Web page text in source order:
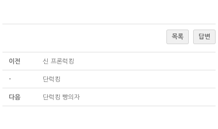
목록 답변
이전 신 프론럭킹
- 단럭킹
다음 단럭킹 빵의자